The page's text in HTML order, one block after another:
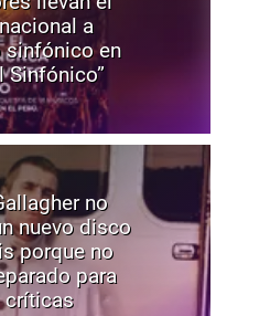
a
en
Sinfónico”
no
nuevo disco
porque no
para
críticas